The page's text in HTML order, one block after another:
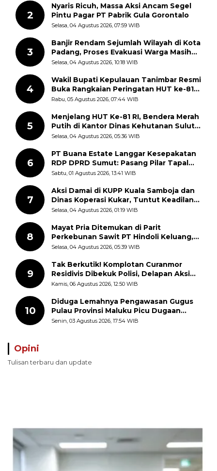
2
Nyaris Ricuh, Massa Aksi Ancam Segel
Pintu Pagar PT Pabrik Gula Gorontalo
Selasa, 04 Agustus 2026, 07:59 WIB
3
Banjir Rendam Sejumlah Wilayah di Kota
Padang, Proses Evakuasi Warga Masih
Berlangsung
Selasa, 04 Agustus 2026, 10:18 WIB
4
Wakil Bupati Kepulauan Tanimbar Resmi
Buka Rangkaian Peringatan HUT ke-81
Kemerdekaan RI, ASN Diajak Perkuat
Rabu, 05 Agustus 2026, 07:44 WIB
5
Menjelang HUT Ke-81 RI, Bendera Merah
Putih di Kantor Dinas Kehutanan Sulut
Disorot Warga
Selasa, 04 Agustus 2026, 05:36 WIB
6
PT Buana Estate Langgar Kesepakatan
RDP DPRD Sumut: Pasang Pilar Tapal
Batas Sepihak Tanpa Libatkan
Sabtu, 01 Agustus 2026, 13:41 WIB
7
Aksi Damai di KUPP Kuala Samboja dan
Dinas Koperasi Kukar, Tuntut Keadilan
dan Kesempatan Kerja yang Adil
Selasa, 04 Agustus 2026, 01:19 WIB
8
Mayat Pria Ditemukan di Parit
Perkebunan Sawit PT Hindoli Keluang,
Polisi Selidiki Penyebab Kematian
Selasa, 04 Agustus 2026, 05:39 WIB
9
Tak Berkutik! Komplotan Curanmor
Residivis Dibekuk Polisi, Delapan Aksi
Curanmor Di Candipuro Terungkap
Kamis, 06 Agustus 2026, 12:50 WIB
10
Diduga Lemahnya Pengawasan Gugus
Pulau Provinsi Maluku Picu Dugaan
Pungli terhadap Nelayan Bale-Bale di
Senin, 03 Agustus 2026, 17:54 WIB
Opini
Tulisan terbaru dan update